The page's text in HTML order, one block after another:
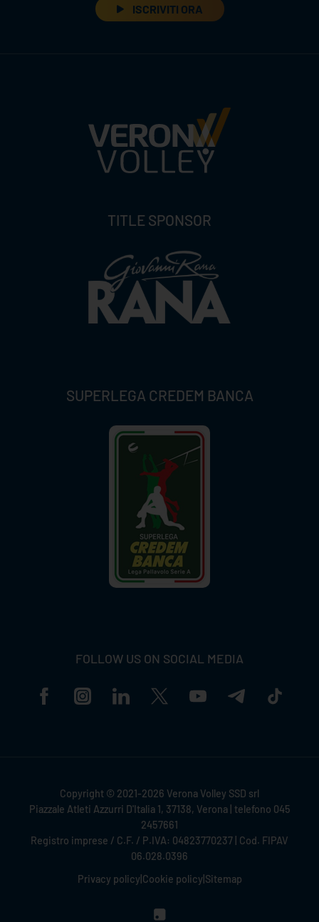
ISCRIVITI ORA
TITLE SPONSOR
SUPERLEGA CREDEM BANCA
FOLLOW US ON SOCIAL MEDIA
Copyright © 2021-2026 Verona Volley SSD srl
Piazzale Atleti Azzurri D'Italia 1, 37138, Verona | telefono 045
2457661
Registro imprese / C.F. / P.IVA: 04823770237 | Cod. FIPAV
06.028.0396
Privacy policy Cookie policy Sitemap